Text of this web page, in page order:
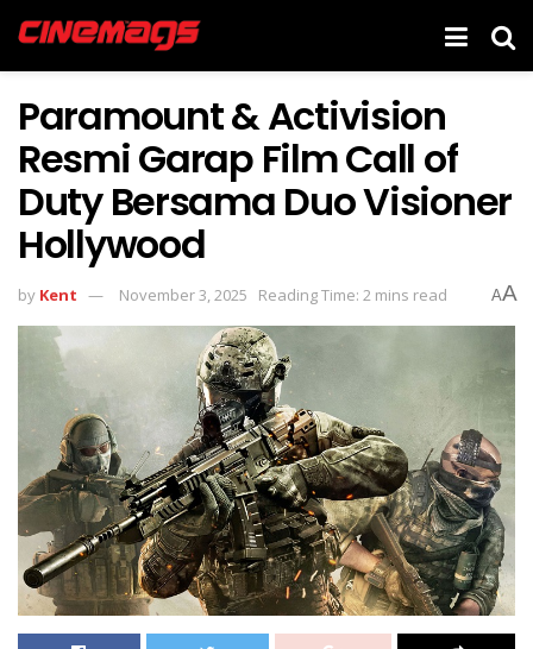
Paramount & Activision
Resmi Garap Film Call of
Duty Bersama Duo Visioner
Hollywood
by Kent November 3, 2025 Reading Time: 2 mins read AA